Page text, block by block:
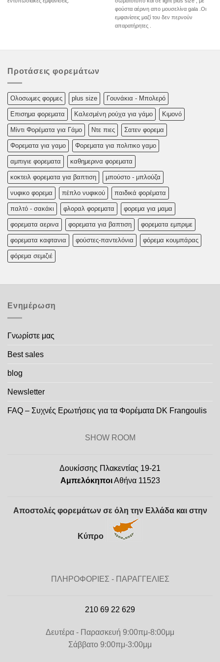
φούστα αέρινη απο μουσελίνα gala .Οι
εμφανίσεις μαζί του δεν περνούν
απαρατήρητες .
Προτάσεις φορεμάτων
Oλoσωμες φoρμες plus size Γουνάκια - Μπολερό
Επισημα φορεματα Καλεσμένη ρούχα για γάμο Κιμονό
Μίντι Φορέματα για Γάμο Ντε πιες Σατεν φορεμα
Φορεματα για γαμο Φορεματα για πολιτικο γαμο
αμπιγιε φορεματα καθημερινα φορεματα
κοκτειλ φορεματα για βαπτιση μπούστο - μπλούζα
νυφικο φορεμα πέπλο νυφικού παιδικά φορέματα
παλτό - σακάκι φλοραλ φορεματα φορεμα για μαμα
φορεματα αερινα φορεματα για βαπτιση φορεματα εμπριμε
φορεματα καφτανια φούστες-παντελόνια φόρεμα κουμπάρας
φόρεμα σεμιζιέ
Ενημέρωση
Γνωρίστε μας
Best sales
blog
Newsletter
FAQ – Συχνές Ερωτήσεις για τα Φορέματα DK Frangoulis
SHOW ROOM
Δουκίσσης Πλακεντίας 19-21
ΑμπελόκηποιΑθήνα 11523
Αποστολές φορεμάτων σε όλη την Ελλάδα και στην
Κύπρο
ΠΛΗΡΟΦΟΡΙΕΣ - ΠΑΡΑΓΓΕΛΙΕΣ
210 69 22 629
Δευτέρα - Παρασκευή 9:00πμ-8:00μμ
Σάββατο 9:00πμ-3:00μμ